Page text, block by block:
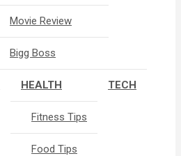
Movie Review
Bigg Boss
HEALTH
Fitness Tips
Food Tips
TECH